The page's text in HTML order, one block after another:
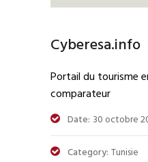
Cyberesa.info
Portail du tourisme
comparateur
Date: 30 octobre
Category: Tunisie